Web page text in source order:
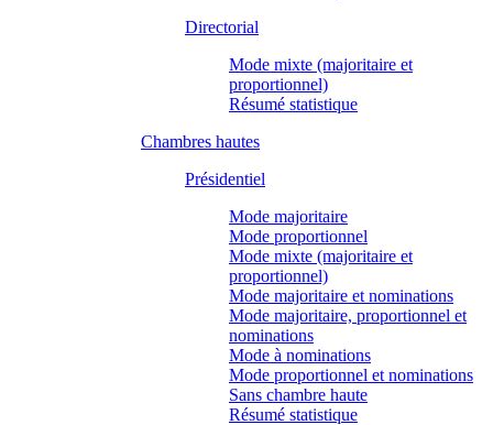
Directorial
Mode mixte (majoritaire et
proportionnel)
Résumé statistique
Chambres hautes
Présidentiel
Mode majoritaire
Mode proportionnel
Mode mixte (majoritaire et
proportionnel)
Mode majoritaire et nominations
Mode majoritaire, proportionnel et
nominations
Mode à nominations
Mode proportionnel et nominations
Sans chambre haute
Résumé statistique